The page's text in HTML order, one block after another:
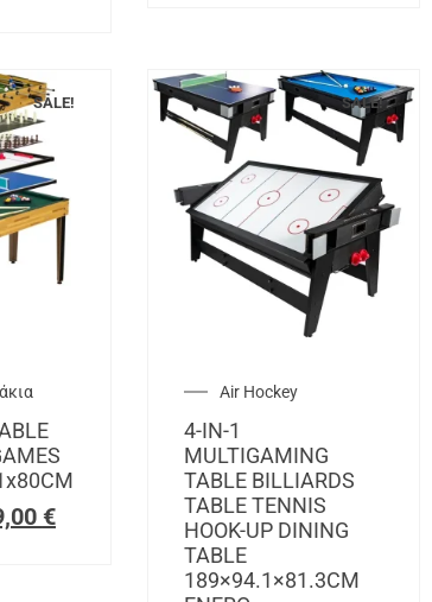
SALE!
€
SALE!
Air Hockey
4-IN-1
MULTIGAMING
TABLE BILLIARDS
TABLE TENNIS
HOOK-UP DINING
TABLE
189×94.1×81.3CM